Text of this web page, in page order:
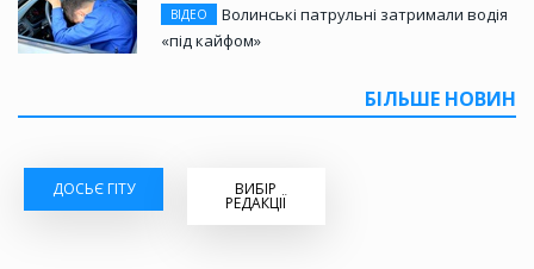
ВІДЕО
Волинські патрульні затримали водія
«під кайфом»
БІЛЬШЕ НОВИН
ДОСЬЄ ГІТУ ВИБІР
РЕДАКЦІЇ